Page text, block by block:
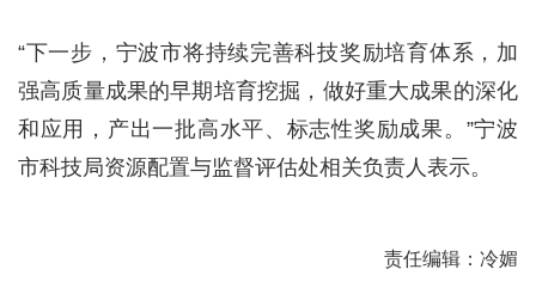
“下一步，宁波市将持续完善科技奖励培育体系，加
强高质量成果的早期培育挖掘，做好重大成果的深化
和应用，产出一批高水平、标志性奖励成果。”宁波
市科技局资源配置与监督评估处相关负责人表示。
责任编辑：冷媚